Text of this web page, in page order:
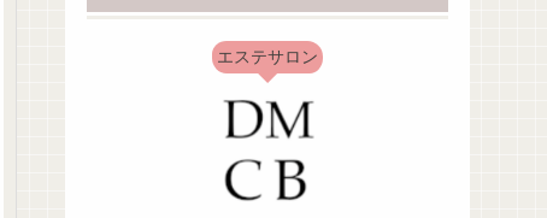
エステサロン